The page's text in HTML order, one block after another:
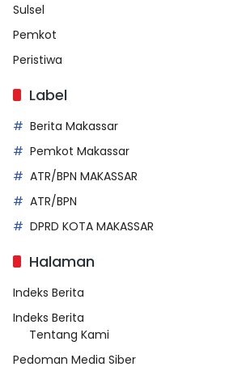
Sulsel
Pemkot
Peristiwa
Label
Berita Makassar
Pemkot Makassar
ATR/BPN MAKASSAR
ATR/BPN
DPRD KOTA MAKASSAR
Halaman
Indeks Berita
Indeks Berita
Tentang Kami
Pedoman Media Siber